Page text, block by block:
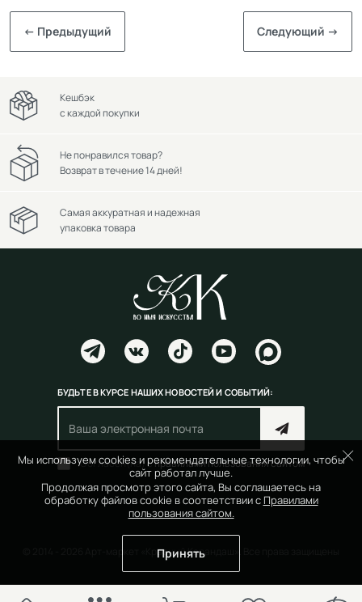
← Предыдущий Следующий →
Мы используем cookies и рекомендательные технологии, чтобы
сайт работал лучше.
Продолжая просмотр этого сайта, Вы соглашаетесь на
обработку файлов cookie в соответствии с Правилами
пользования сайтом.
Принять
Кешбэк
с каждой покупки
Не понравился товар?
Возврат в течение 14 дней!
Самая аккуратная и надежная
упаковка товара
БУДЬТЕ В КУРСЕ НАШИХ НОВОСТЕЙ И СОБЫТИЙ:
Согласен(на) справилами пользования сайтом
© 2014 - 2026 Арт-маркет «Красный Карандаш». Все права защищены